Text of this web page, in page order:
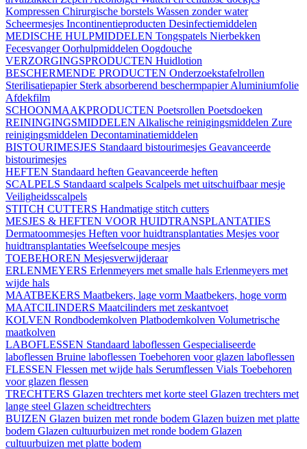
Kompressen Chirurgische borstels Wassen zonder water
Scheermesjes Incontinentieproducten Desinfectiemiddelen
MEDISCHE HULPMIDDELEN Tongspatels Nierbekken
FecesvangerOorhulpmiddelen Oogdouche
VERZORGINGSPRODUCTEN Huidlotion
BESCHERMENDE PRODUCTEN Onderzoekstafelrollen
Sterilisatiepapier Sterk absorberend beschermpapierAluminiumfolie
Afdekfilm
SCHOONMAAKPRODUCTEN Poetsrollen Poetsdoeken
REININGINGSMIDDELEN Alkalische reinigingsmiddelen Zure
reinigingsmiddelen Decontaminatiemiddelen
BISTOURIMESJES Standaard bistourimesjes Geavanceerde
bistourimesjes
HEFTEN Standaard heften Geavanceerde heften
SCALPELS Standaard scalpels Scalpels met uitschuifbaar mesje
Veiligheidsscalpels
STITCH CUTTERS Handmatige stitch cutters
MESJES & HEFTEN VOOR HUIDTRANSPLANTATIES
Dermatoommesjes Heften voor huidtransplantaties Mesjes voor
huidtransplantaties Weefselcoupe mesjes
TOEBEHOREN Mesjesverwijderaar
ERLENMEYERS Erlenmeyers met smalle hals Erlenmeyers met
wijde hals
MAATBEKERS Maatbekers, lage vorm Maatbekers, hoge vorm
MAATCILINDERS Maatcilinders met zeskantvoet
KOLVEN Rondbodemkolven Platbodemkolven Volumetrische
maatkolven
LABOFLESSEN Standaard laboflessen Gespecialiseerde
laboflessen Bruine laboflessen Toebehoren voor glazen laboflessen
FLESSEN Flessen met wijde hals Serumflessen Vials Toebehoren
voor glazen flessen
TRECHTERS Glazen trechters met korte steel Glazen trechters met
lange steel Glazen scheidtrechters
BUIZEN Glazen buizen met ronde bodem Glazen buizen met platte
bodem Glazen cultuurbuizen met ronde bodem Glazen
cultuurbuizen met platte bodem